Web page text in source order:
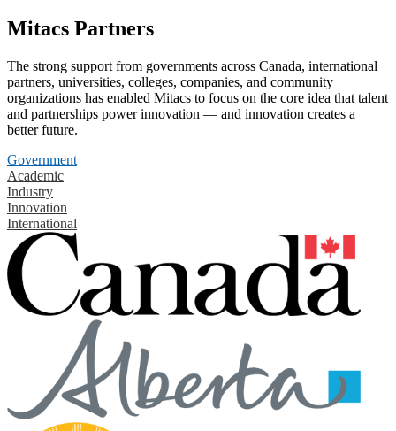
Mitacs Partners
The strong support from governments across Canada, international
partners, universities, colleges, companies, and community
organizations has enabled Mitacs to focus on the core idea that talent
and partnerships power innovation — and innovation creates a
better future.
Government
Academic
Industry
Innovation
International